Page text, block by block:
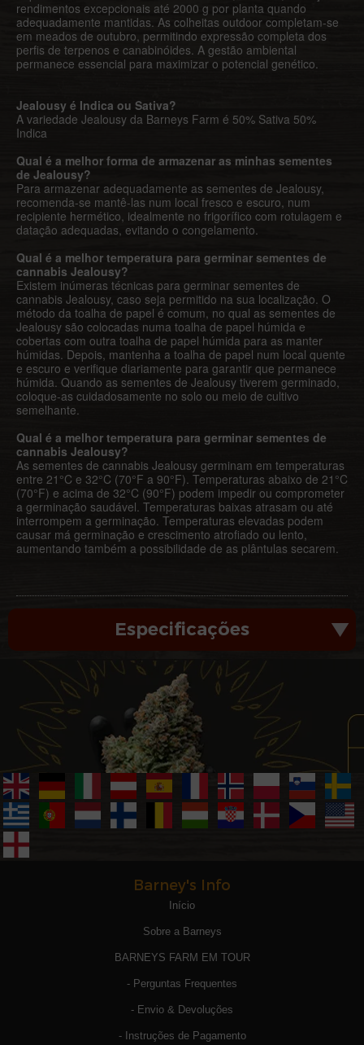
rendimentos excepcionais até 2000 g por planta quando
adequadamente mantidas. As colheitas outdoor completam-se
em meados de outubro, permitindo expressão completa dos
perfis de terpenos e canabinóides. A gestão ambiental
permanece essencial para maximizar o potencial genético.
Jealousy é Indica ou Sativa?
A variedade Jealousy da Barneys Farm é 50% Sativa 50%
Indica
Qual é a melhor forma de armazenar as minhas sementes
de Jealousy?
Para armazenar adequadamente as sementes de Jealousy,
recomenda-se mantê-las num local fresco e escuro, num
recipiente hermético, idealmente no frigorífico com rotulagem e
datação adequadas, evitando o congelamento.
Qual é a melhor temperatura para germinar sementes de
cannabis Jealousy?
Existem inúmeras técnicas para germinar sementes de
cannabis Jealousy, caso seja permitido na sua localização. O
método da toalha de papel é comum, no qual as sementes de
Jealousy são colocadas numa toalha de papel húmida e
cobertas com outra toalha de papel húmida para as manter
húmidas. Depois, mantenha a toalha de papel num local quente
e escuro e verifique diariamente para garantir que permanece
húmida. Quando as sementes de Jealousy tiverem germinado,
coloque-as cuidadosamente no solo ou meio de cultivo
semelhante.
Qual é a melhor temperatura para germinar sementes de
cannabis Jealousy?
As sementes de cannabis Jealousy germinam em temperaturas
entre 21°C e 32°C (70°F a 90°F). Temperaturas abaixo de 21°C
(70°F) e acima de 32°C (90°F) podem impedir ou comprometer
a germinação saudável. Temperaturas baixas atrasam ou até
interrompem a germinação. Temperaturas elevadas podem
causar má germinação e crescimento atrofiado ou lento,
aumentando também a possibilidade de as plântulas secarem.
Especificações
Barney's Info
Início
Sobre a Barneys
BARNEYS FARM EM TOUR
- Perguntas Frequentes
- Envio & Devoluções
- Instruções de Pagamento